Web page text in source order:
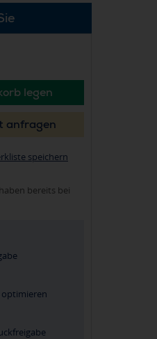
legen
anfragen
speichern
haben bereits bei
optimieren